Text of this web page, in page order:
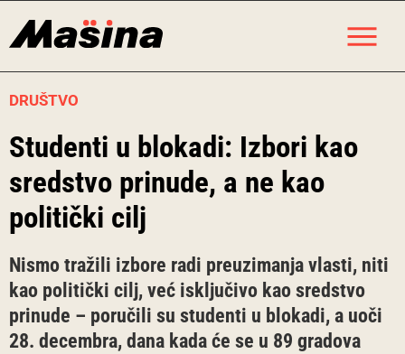
DRUŠTVO
Studenti u blokadi: Izbori kao
sredstvo prinude, a ne kao
politički cilj
Nismo tražili izbore radi preuzimanja vlasti, niti
kao politički cilj, već isključivo kao sredstvo
prinude – poručili su studenti u blokadi, a uoči
28. decembra, dana kada će se u 89 gradova